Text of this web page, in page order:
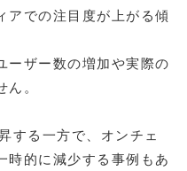
アでの注目度が上がる傾
ーザー数の増加や実際の
。
する一方で、オンチェ
時的に減少する事例もあ